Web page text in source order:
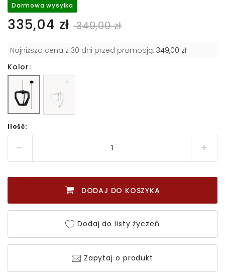
Darmowa wysyłka
335,04 zł 349,00 zł
Najniższa cena z 30 dni przed promocją: 349,00 zł
Kolor:
Ilość:
DODAJ DO KOSZYKA
Dodaj do listy życzeń
Zapytaj o produkt